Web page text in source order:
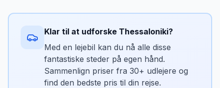
Hele året — underjordisk museum.
smukkeste
•Kassandras strandresorts
•Sithonias pinjeskove og bugter
•Udsigt til Athos-klosterrepublikken
Klar til at udforske Thessaloniki?
Med en lejebil kan du nå alle disse
fantastiske steder på egen hånd.
Sammenlign priser fra 30+ udlejere og
find den bedste pris til din rejse.